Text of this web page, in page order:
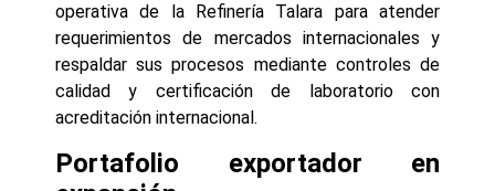
operativa de la Refinería Talara para atender
requerimientos de mercados internacionales y
respaldar sus procesos mediante controles de
calidad y certificación de laboratorio con
acreditación internacional.
Portafolio exportador en